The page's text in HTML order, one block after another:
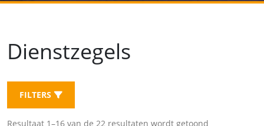
Dienstzegels
FILTERS
Resultaat 1–16 van de 22 resultaten wordt getoond